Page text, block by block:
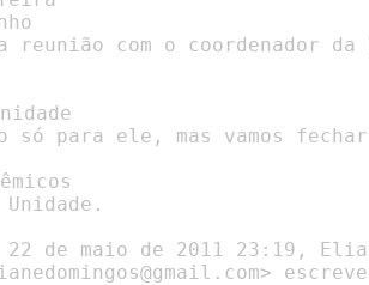
Unidade.
22 de maio de 2011 23:19,